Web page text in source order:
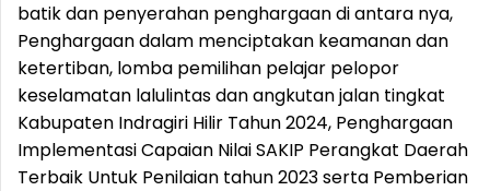
batik dan penyerahan penghargaan di antara nya,
Penghargaan dalam menciptakan keamanan dan
ketertiban, lomba pemilihan pelajar pelopor
keselamatan lalulintas dan angkutan jalan tingkat
Kabupaten Indragiri Hilir Tahun 2024, Penghargaan
Implementasi Capaian Nilai SAKIP Perangkat Daerah
Terbaik Untuk Penilaian tahun 2023 serta Pemberian